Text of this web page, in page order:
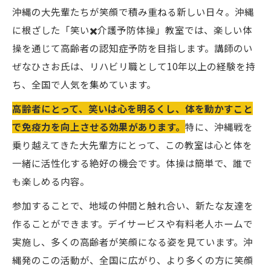
沖縄の大先輩たちが笑顔で積み重ねる新しい日々。沖縄
に根ざした「笑い✖️介護予防体操」教室では、楽しい体
操を通じて高齢者の認知症予防を目指します。講師のい
ぜなひさお氏は、リハビリ職として10年以上の経験を持
ち、全国で人気を集めています。
高齢者にとって、笑いは心を明るくし、体を動かすこと
で免疫力を向上させる効果があります。 特に、沖縄戦を
乗り越えてきた大先輩方にとって、この教室は心と体を
一緒に活性化する絶好の機会です。体操は簡単で、誰で
も楽しめる内容。
参加することで、地域の仲間と触れ合い、新たな友達を
作ることができます。デイサービスや有料老人ホームで
実施し、多くの高齢者が笑顔になる姿を見ています。沖
縄発のこの活動が、全国に広がり、より多くの方に笑顔